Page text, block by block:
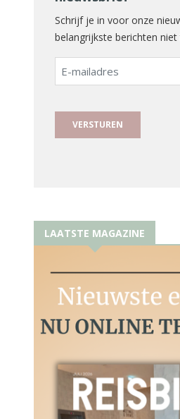
Schrijf je in voor onze
belangrijkste berichten niet
E-
mailadres
LAATSTE MAGAZINE